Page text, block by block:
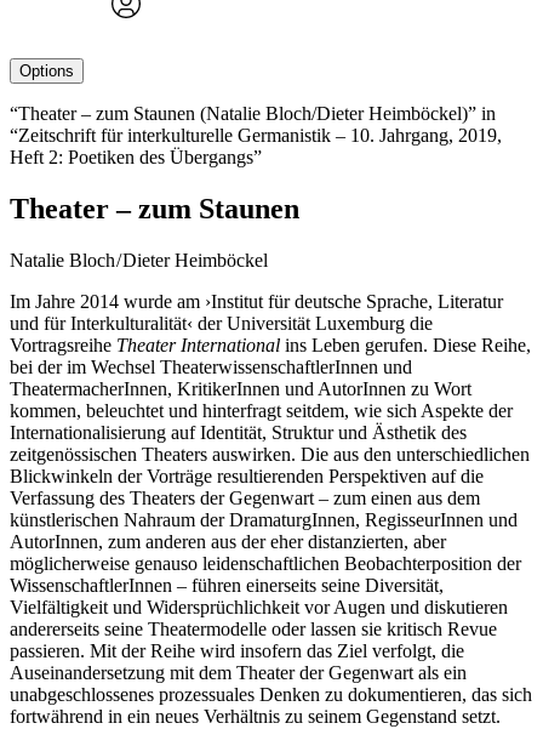
Options
“Theater – zum Staunen (Natalie Bloch/Dieter Heimböckel)” in
“Zeitschrift für interkulturelle Germanistik – 10. Jahrgang, 2019,
Heft 2: Poetiken des Übergangs”
Theater – zum Staunen
Natalie Bloch / Dieter Heimböckel
Im Jahre 2014 wurde am ›Institut für deutsche Sprache, Literatur
und für Interkulturalität‹ der Universität Luxemburg die
Vortragsreihe Theater International ins Leben gerufen. Diese Reihe,
bei der im Wechsel TheaterwissenschaftlerInnen und
TheatermacherInnen, KritikerInnen und AutorInnen zu Wort
kommen, beleuchtet und hinterfragt seitdem, wie sich Aspekte der
Internationalisierung auf Identität, Struktur und Ästhetik des
zeitgenössischen Theaters auswirken. Die aus den unterschiedlichen
Blickwinkeln der Vorträge resultierenden Perspektiven auf die
Verfassung des Theaters der Gegenwart – zum einen aus dem
künstlerischen Nahraum der DramaturgInnen, RegisseurInnen und
AutorInnen, zum anderen aus der eher distanzierten, aber
möglicherweise genauso leidenschaftlichen Beobachterposition der
WissenschaftlerInnen – führen einerseits seine Diversität,
Vielfältigkeit und Widersprüchlichkeit vor Augen und diskutieren
andererseits seine Theatermodelle oder lassen sie kritisch Revue
passieren. Mit der Reihe wird insofern das Ziel verfolgt, die
Auseinandersetzung mit dem Theater der Gegenwart als ein
unabgeschlossenes prozessuales Denken zu dokumentieren, das sich
fortwährend in ein neues Verhältnis zu seinem Gegenstand setzt.